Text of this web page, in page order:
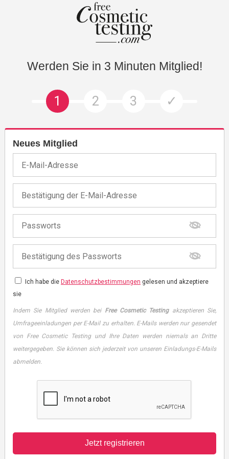
Werden Sie in 3 Minuten Mitglied!
1 2 3 ✓
Neues Mitglied
Ich habe die Datenschutzbestimmungen gelesen und akzeptiere
sie
Indem Sie Mitglied werden bei Free Cosmetic Testingakzeptieren Sie,
Umfrageeinladungen per E-Mail zu erhalten. E-Mails werden nur gesendet
von Free Cosmetic Testing und Ihre Daten werden niemals an Dritte
weitergegeben. Sie können sich jederzeit von unseren Einladungs-E-Mails
abmelden.
Jetzt registrieren